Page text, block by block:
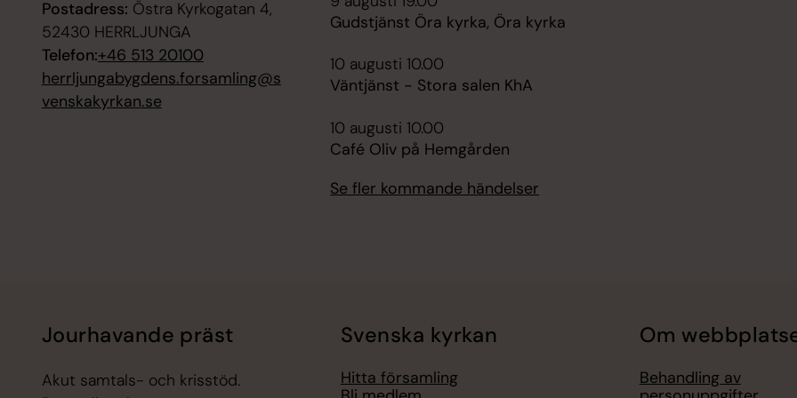
Postadress: Östra Kyrkogatan 4,
52430 HERRLJUNGA
Telefon:+46 513 20100
herrljungabygdens.forsamling@s
venskakyrkan.se
Gudstjänst Öra kyrka, Öra kyrka
10 augusti 10.00
Väntjänst - Stora salen KhA
10 augusti 10.00
Café Oliv på Hemgården
Se fler kommande händelser
Jourhavande präst
Akut samtals- och krisstöd.
Svenska kyrkan
Hitta församling
Om
Behandling av